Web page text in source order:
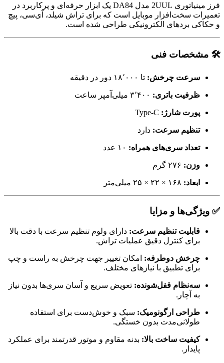
فرز مینیاتوری 2UUL مدل DA84 یک ابزار حرفه‌ای و پرکاربرد در
تعمیرات سخت‌افزار موبایل است که برای تراش شیلد، آی‌سی، پیچ
و حکاکی بردهای الکترونیکی طراحی شده است.
🛠 مشخصات فنی
سرعت چرخش: تا ۱۸٬۰۰۰ دور در دقیقه
ظرفیت باتری:
پورت شارژ:
تنظیم سرعت: دارد
تعداد سری‌های همراه:
وزن:
ابعاد:
✅ ویژگی‌ها و مزایا
قابلیت تنظیم سرعت: دارای ولوم تنظیم سرعت با دقت بالا
برای کنترل دقیق عملیات تراش.
چرخش دوطرفه: امکان تغییر جهت چرخش به راست و چپ
برای تطبیق با نیازهای مختلف.
سه‌نظام قفل‌شونده: تعویض سریع و آسان سری‌ها بدون نیاز
به آچار.
طراحی ارگونومیک: سبک و خوش‌دست برای استفاده
طولانی‌مدت بدون خستگی.
کیفیت ساخت بالا: بدنه مقاوم و موتور قدرتمند برای عملکرد
پایدار.